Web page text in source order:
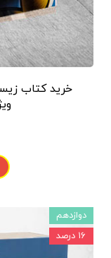
خرید کتاب
دوازدهم
۱۶ درصد